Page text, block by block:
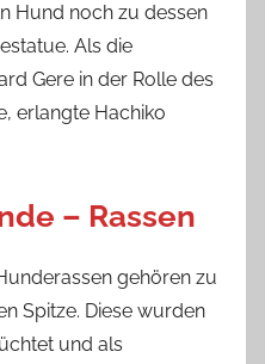
Hund noch zu dessen
Als die
Gere in der Rolle des
erlangte Hachiko
– Rassen
gehören zu
Spitze. Diese wurden
und als